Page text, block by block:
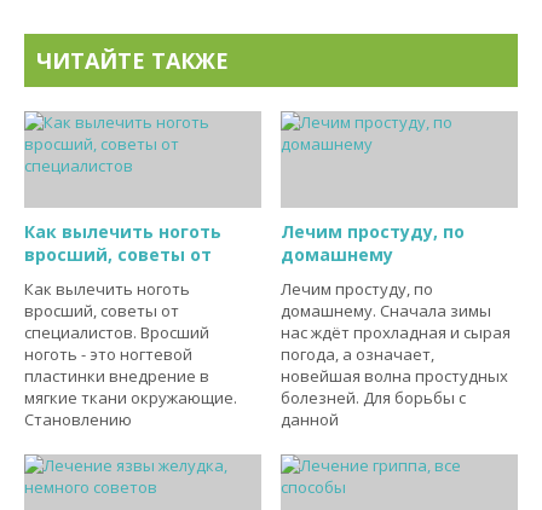
ЧИТАЙТЕ ТАКЖЕ
Как вылечить ноготь
вросший, советы от
Как вылечить ноготь
вросший, советы от
специалистов. Вросший
ноготь - это ногтевой
пластинки внедрение в
мягкие ткани окружающие.
Становлению
Лечим простуду, по
домашнему
Лечим простуду, по
домашнему. Сначала зимы
нас ждёт прохладная и сырая
погода, а означает,
новейшая волна простудных
болезней. Для борьбы с
данной